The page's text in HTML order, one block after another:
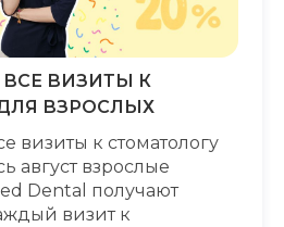
ВСЕ ВИЗИТЫ К
ВЗРОСЛЫХ
визиты к стоматологу
август взрослые
Dental получают
визит к